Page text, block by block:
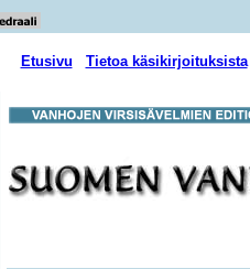
Etusivu Tietoa käsikirjoituksista